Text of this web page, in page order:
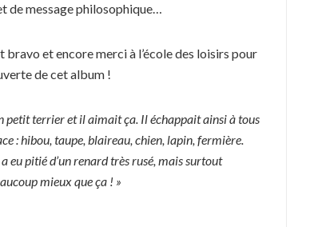
de message philosophique…
bravo et encore merci à l’école des loisirs pour
de cet album !
petit terrier et il aimait ça. Il échappait ainsi à tous
: hibou, taupe, blaireau, chien, lapin, fermière.
eu pitié d’un renard très rusé, mais surtout
mieux que ça ! »